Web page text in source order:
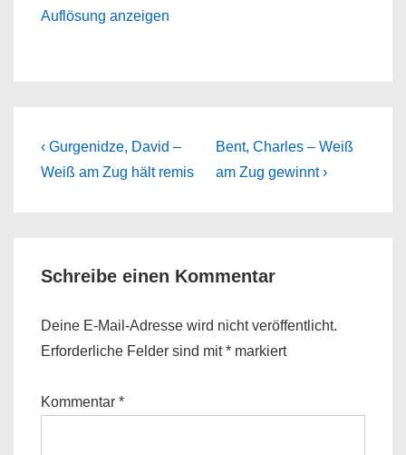
Auflösung anzeigen
Beitragsnavigation
Previous
Post
‹ Gurgenidze, David –
Weiß am Zug hält remis
Next
Post
Bent, Charles – Weiß
am Zug gewinnt ›
Schreibe einen Kommentar
Deine E-Mail-Adresse wird nicht veröffentlicht.
Erforderliche Felder sind mit* markiert
Kommentar *